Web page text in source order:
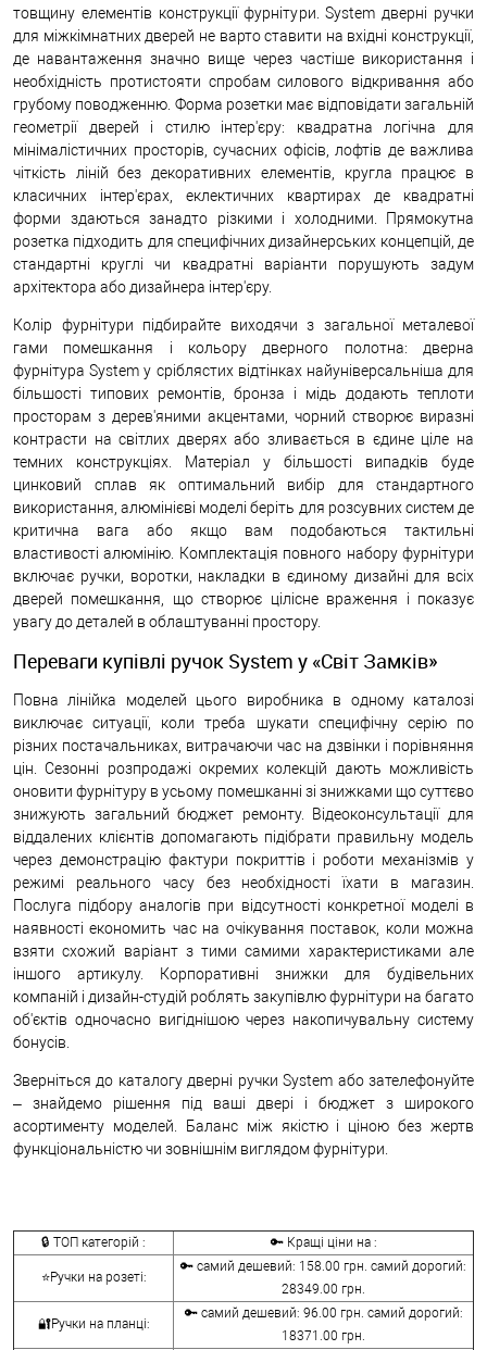
товщину елементів конструкції фурнітури. System дверні ручки
для міжкімнатних дверей не варто ставити на вхідні конструкції,
де навантаження значно вище через частіше використання і
необхідність протистояти спробам силового відкривання або
грубому поводженню. Форма розетки має відповідати загальній
геометрії дверей і стилю інтер'єру: квадратна логічна для
мінімалістичних просторів, сучасних офісів, лофтів де важлива
чіткість ліній без декоративних елементів, кругла працює в
класичних інтер'єрах, еклектичних квартирах де квадратні
форми здаються занадто різкими і холодними. Прямокутна
розетка підходить для специфічних дизайнерських концепцій, де
стандартні круглі чи квадратні варіанти порушують задум
архітектора або дизайнера інтер'єру.
Колір фурнітури підбирайте виходячи з загальної металевої
гами помешкання і кольору дверного полотна: дверна
фурнітура System у сріблястих відтінках найуніверсальніша для
більшості типових ремонтів, бронза і мідь додають теплоти
просторам з дерев'яними акцентами, чорний створює виразні
контрасти на світлих дверях або зливається в єдине ціле на
темних конструкціях. Матеріал у більшості випадків буде
цинковий сплав як оптимальний вибір для стандартного
використання, алюмінієві моделі беріть для розсувних систем де
критична вага або якщо вам подобаються тактильні
властивості алюмінію. Комплектація повного набору фурнітури
включає ручки, воротки, накладки в єдиному дизайні для всіх
дверей помешкання, що створює цілісне враження і показує
увагу до деталей в облаштуванні простору.
Переваги купівлі ручок System у «Світ Замків»
Повна лінійка моделей цього виробника в одному каталозі
виключає ситуації, коли треба шукати специфічну серію по
різних постачальниках, витрачаючи час на дзвінки і порівняння
цін. Сезонні розпродажі окремих колекцій дають можливість
оновити фурнітуру в усьому помешканні зі знижками що суттєво
знижують загальний бюджет ремонту. Відеоконсультації для
віддалених клієнтів допомагають підібрати правильну модель
через демонстрацію фактури покриттів і роботи механізмів у
режимі реального часу без необхідності їхати в магазин.
Послуга підбору аналогів при відсутності конкретної моделі в
наявності економить час на очікування поставок, коли можна
взяти схожий варіант з тими самими характеристиками але
іншого артикулу. Корпоративні знижки для будівельних
компаній і дизайн-студій роблять закупівлю фурнітури на багато
об'єктів одночасно вигіднішою через накопичувальну систему
бонусів.
Зверніться до каталогу дверні ручки System або зателефонуйте
– знайдемо рішення під ваші двері і бюджет з широкого
асортименту моделей. Баланс між якістю і ціною без жертв
функціональністю чи зовнішнім виглядом фурнітури.
🔒 ТОП категорій : 🔑 Кращі ціни на :
⭐Ручки на розеті:
🔑 самий дешевий: 158.00 грн. самий дорогий:
28349.00 грн.
🔐Ручки на планці:
🔑 самий дешевий: 96.00 грн. самий дорогий:
18371.00 грн.